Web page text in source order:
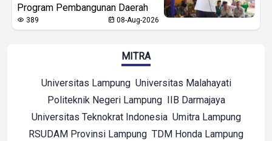
Program Pembangunan Daerah
389 08-Aug-2026
MITRA
Universitas Lampung Universitas Malahayati
Politeknik Negeri Lampung
IIB Darmajaya
Universitas Teknokrat Indonesia Umitra Lampung
RSUDAM Provinsi Lampung TDM Honda Lampung